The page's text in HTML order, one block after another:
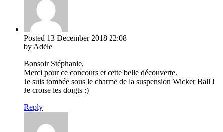
Posted 13 December 2018 22:08
by Adèle
Bonsoir Stéphanie,
Merci pour ce concours et cette belle découverte.
Je suis tombée sous le charme de la suspension Wicker Ball !
Je croise les doigts :)
Reply